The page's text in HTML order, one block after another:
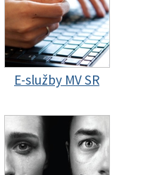
E-služby MV SR